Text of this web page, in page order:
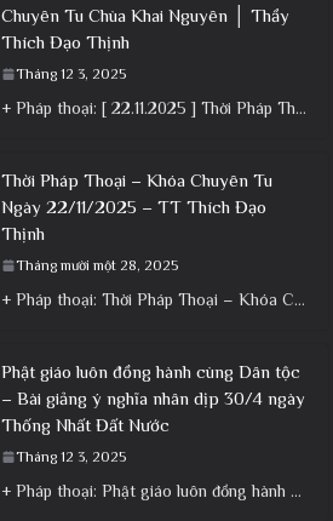
Chuyên Tu Chùa Khai Nguyên │ Thầy
Thích Đạo Thịnh
Tháng 12 3, 2025
+ Pháp thoại: [ 22.11.2025 ] Thời Pháp Thoại – Khóa Chuyên Tu Chùa Khai Nguyên │ Thầy Thích Đạo
Thời Pháp Thoại – Khóa Chuyên Tu
Ngày 22/11/2025 – TT Thích Đạo
Thịnh
Tháng mười một 28, 2025
+ Pháp thoại: Thời Pháp Thoại – Khóa Chuyên Tu Ngày 22/11/2025 – TT Thích Đạo Thịnh + Album: Pháp
Phật giáo luôn đồng hành cùng Dân tộc
– Bài giảng ý nghĩa nhân dịp 30/4 ngày
Thống Nhất Đất Nước
Tháng 12 3, 2025
+ Pháp thoại: Phật giáo luôn đồng hành cùng Dân tộc – Bài giảng ý nghĩa nhân dịp 30/4 ngày